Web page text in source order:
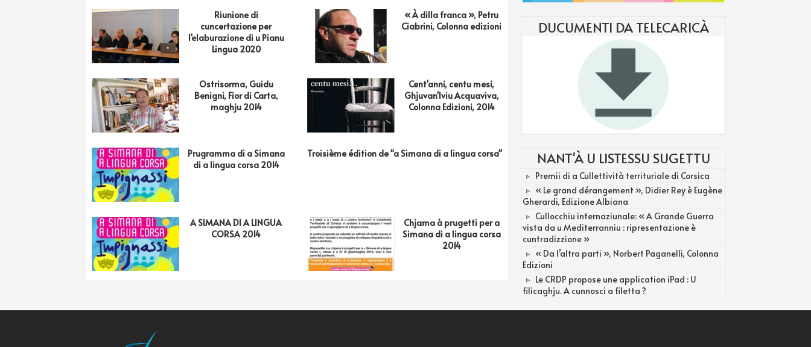
Riunione di
cuncertazione per
l'elaburazione di u Pianu
Lingua 2020
« À dilla franca », Petru
Ciabrini, Colonna edizioni
Ostrisorma, Guidu
Benigni, Fior di Carta,
maghju 2014
Cent'anni, centu mesi,
Ghjuvan'Iviu Acquaviva,
Colonna Edizioni, 2014
Prugramma di a Simana
di a lingua corsa 2014
Troisième édition de "a Simana di a lingua corsa"
A SIMANA DI A LINGUA
CORSA 2014
Chjama à prugetti per a
Simana di a lingua corsa
2014
DUCUMENTI DA TELECARICÀ
NANT'À U LISTESSU SUGETTU
Premii di a Cullettività territuriale di Corsica
« Le grand dérangement », Didier Rey è Eugène
Gherardi, Edizione Albiana
Cullocchiu internaziunale: « A Grande Guerra
vista da u Mediterranniu : ripresentazione è
cuntradizzione »
« Da l’altra parti », Norbert Paganelli, Colonna
Edizioni
Le CRDP propose une application iPad : U
filicaghju. A cunnosci a filetta ?